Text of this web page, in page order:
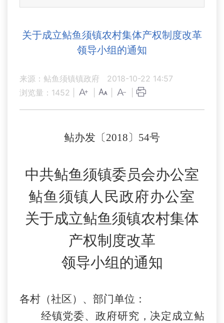
关于成立鲇鱼须镇农村集体产权制度改革
领导小组的通知
来源：鲇鱼须镇镇政府
2018-10-22 14:57
浏览量： 1452
鲇办发〔2018〕 54号
中共鲇鱼须镇委员会办公室
鲇鱼须镇人民政府办公室
关于成立鲇鱼须镇农村集体
产权制度改革
领导小组的通知
各村（社区）、部门单位：
经镇党委、政府研究，决定成立鲇